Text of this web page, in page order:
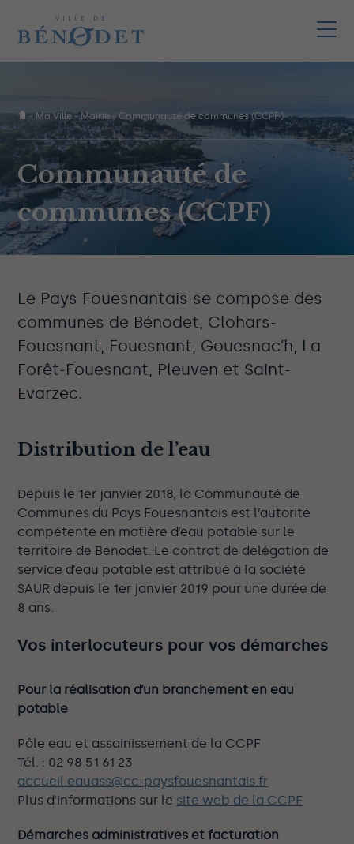
- Ma Ville - Mairie -Communauté de communes (CCPF)
Communauté de
communes (CCPF)
Le Pays Fouesnantais se compose des
communes de Bénodet, Clohars-
Fouesnant, Fouesnant, Gouesnac’h, La
Forêt-Fouesnant, Pleuven et Saint-
Evarzec.
Distribution de l’eau
Depuis le 1er janvier 2018, la Communauté de
Communes du Pays Fouesnantais est l’autorité
compétente en matière d’eau potable sur le
territoire de Bénodet. Le contrat de délégation de
service d’eau potable est attribué à la société
SAUR depuis le 1er janvier 2019 pour une durée de
8 ans.
Vos interlocuteurs pour vos démarches
Pour la réalisation d’un branchement en eau
potable
Pôle eau et assainissement de la CCPF
Tél. : 02 98 51 61 23
accueil.eauass@cc-paysfouesnantais.fr
Plus d’informations sur le site web de la CCPF
Démarches administratives et facturation